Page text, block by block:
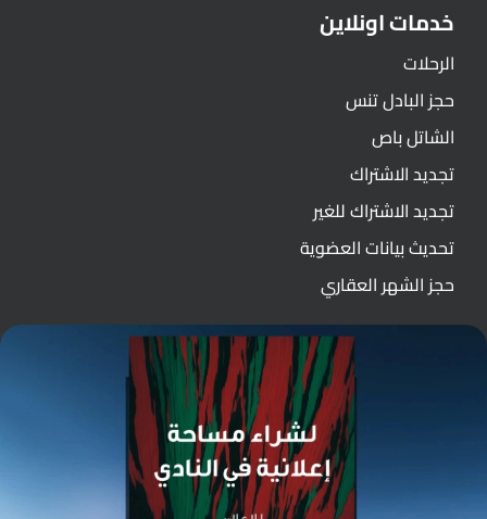
خدمات اونلاين
الرحلات
حجز البادل تنس
الشاتل باص
تجديد الاشتراك
تجديد الاشتراك للغير
تحديث بيانات العضوية
حجز الشهر العقاري